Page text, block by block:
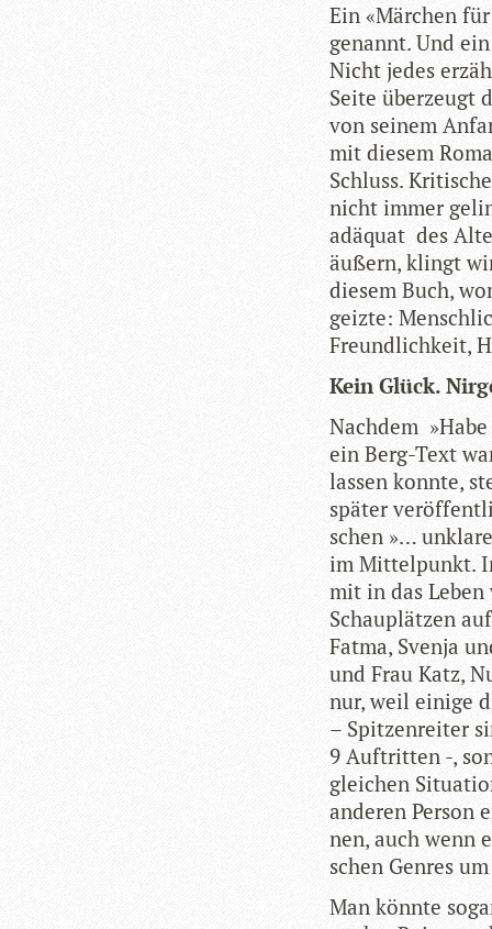
Ein «Mär­chen
genannt. Und
Nicht jedes
Seite über­zeugt
von sei­nem
mit die­sem
Schluss.
nicht immer
adäquat des
äußern, klingt
die­sem Buch,
geizte:
Freund­lich­keit,
Kein Glück.
Nach­dem
ein Berg-Text
las­sen konnte,
spä­ter
schen »…
im Mit­tel­punkt.
mit in das
Schau­plät­zen
Fatma, Svenja
und Frau Katz,
nur, weil einige
– Spit­zen­rei­ter
9 Auf­trit­ten -,
glei­chen
ande­ren Per­son
nen, auch wenn
schen Gen­res
Man könnte